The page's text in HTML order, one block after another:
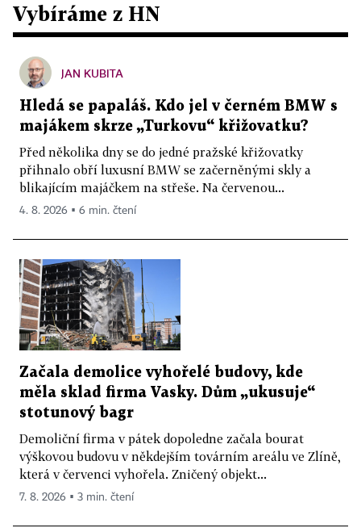
Vybíráme z HN
JAN KUBITA
Hledá se papaláš. Kdo jel v černém BMW s
majákem skrze „Turkovu“ křižovatku?
Před několika dny se do jedné pražské křižovatky
přihnalo obří luxusní BMW se začerněnými skly a
blikajícím majáčkem na střeše. Na červenou...
4. 8. 2026 ▪ 6 min. čtení
Začala demolice vyhořelé budovy, kde
měla sklad firma Vasky. Dům „ukusuje“
stotunový bagr
Demoliční firma v pátek dopoledne začala bourat
výškovou budovu v někdejším továrním areálu ve Zlíně,
která v červenci vyhořela. Zničený objekt...
7. 8. 2026 ▪ 3 min. čtení